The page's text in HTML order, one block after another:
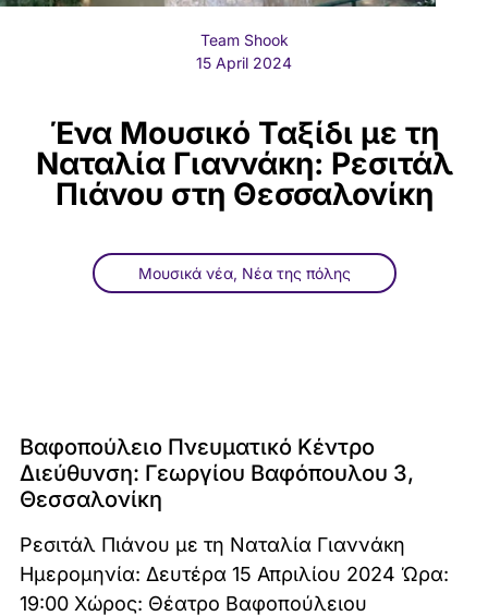
Team Shook
15 April 2024
Ένα Μουσικό Ταξίδι με τη
Ναταλία Γιαννάκη: Ρεσιτάλ
Πιάνου στη Θεσσαλονίκη
Μουσικά νέα, Νέα της πόλης
Βαφοπούλειο Πνευματικό Κέντρο
Διεύθυνση: Γεωργίου Βαφόπουλου 3,
Θεσσαλονίκη
Ρεσιτάλ Πιάνου με τη Ναταλία Γιαννάκη
Ημερομηνία: Δευτέρα 15 Απριλίου 2024 Ώρα:
19:00 Χώρος: Θέατρο Βαφοπούλειου